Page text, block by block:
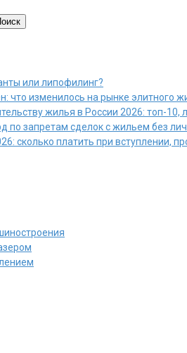
или липофилинг?
что изменилось на рынке
жилья в России 2026: топ-
по запретам сделок с жильем без
сколько платить при вступлении,